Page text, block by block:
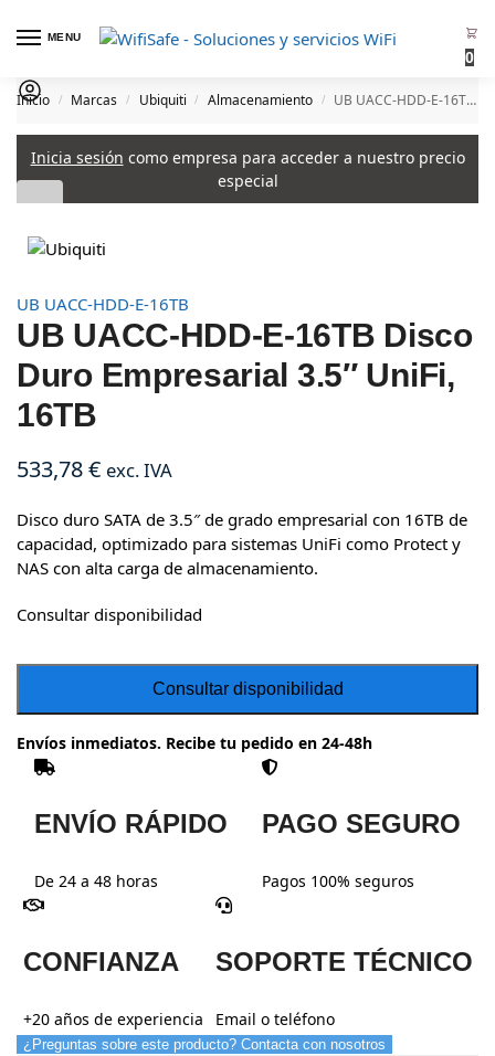
MENU
0
Inicio / Marcas / Ubiquiti / Almacenamiento / UB UACC-HDD-E-16TB Disco Duro Empresarial 3.5″ UniFi, 16TB
Inicia sesión como empresa para acceder a nuestro precio
especial
UB UACC-HDD-E-16TB
UB UACC-HDD-E-16TB Disco
Duro Empresarial 3.5″ UniFi,
16TB
533,78€ exc. IVA
Disco duro SATA de 3.5″ de grado empresarial con 16TB de
capacidad, optimizado para sistemas UniFi como Protect y
NAS con alta carga de almacenamiento.
Consultar disponibilidad
Envíos inmediatos. Recibe tu pedido en 24-48h
ENVÍO RÁPIDO
De 24 a 48 horas
PAGO SEGURO
Pagos 100% seguros
CONFIANZA
+20 años de experiencia
SOPORTE TÉCNICO
Email o teléfono
¿Preguntas sobre este producto? Contacta con nosotros